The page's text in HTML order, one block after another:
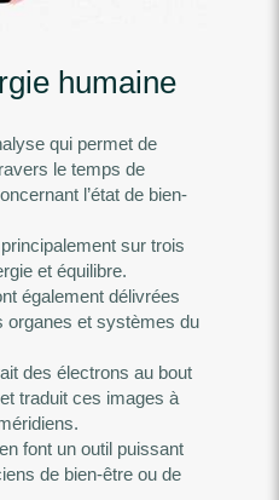
humaine
qui permet de
le temps de
l’état de bien-
sur trois
et équilibre.
également délivrées
organes et systèmes du
des électrons au bout
traduit ces images à
font un outil puissant
de bien-être ou de